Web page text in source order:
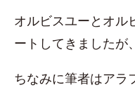
オルビスユーとオル
ートしてきましたが
ちなみに筆者はアラ